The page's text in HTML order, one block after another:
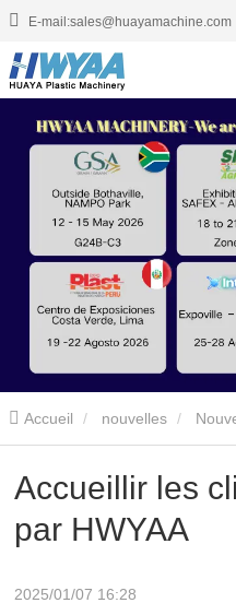
E-mail:sales@huayamachine.com
Accueil nouvelles
Accueillir les
par HWYAA
2025/01/07 16:28